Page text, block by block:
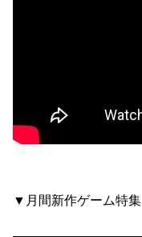
▼月間新作ゲーム特集